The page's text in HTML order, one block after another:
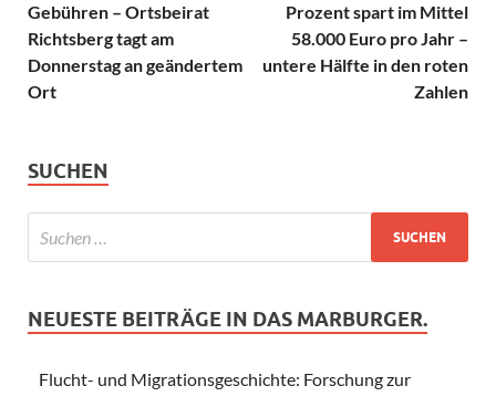
Gebühren – Ortsbeirat
Richtsberg tagt am
Donnerstag an geändertem
Ort
Prozent spart im Mittel
58.000 Euro pro Jahr –
untere Hälfte in den roten
Zahlen
SUCHEN
NEUESTE BEITRÄGE IN DAS MARBURGER.
Flucht- und Migrationsgeschichte: Forschung zur